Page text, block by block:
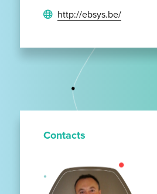
http://ebsys.be/
Contacts